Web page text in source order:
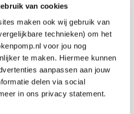
van cookies
maken ook wij gebruik van
technieken) om het
voor jou nog
te maken. Hiermee kunnen
aanpassen aan jouw
delen via social
in ons privacy statement.
Onderwijs
Pomp
cursussen?
en we nemen
wat past bij